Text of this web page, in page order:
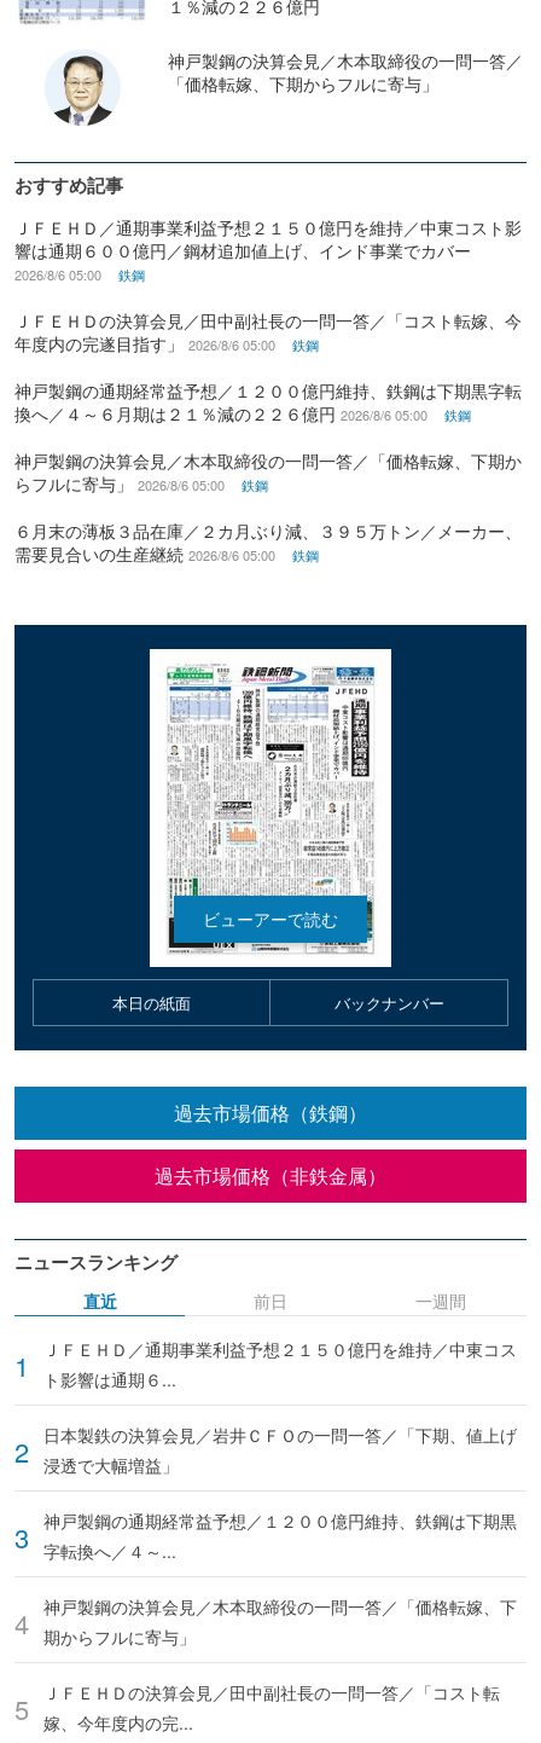
１％減の２２６億円
神戸製鋼の決算会見／木本取締役の一問一答／
「価格転嫁、下期からフルに寄与」
おすすめ記事
ＪＦＥＨＤ／通期事業利益予想２１５０億円を維持／中東コスト影
響は通期６００億円／鋼材追加値上げ、インド事業でカバー
2026/8/6 05:00 鉄鋼
ＪＦＥＨＤの決算会見／田中副社長の一問一答／「コスト転嫁、今
年度内の完遂目指す」
2026/8/6 05:00 鉄鋼
神戸製鋼の通期経常益予想／１２００億円維持、鉄鋼は下期黒字転
換へ／４～６月期は２１％減の２２６億円 2026/8/6 05:00 鉄鋼
神戸製鋼の決算会見／木本取締役の一問一答／「価格転嫁、下期か
らフルに寄与」
2026/8/6 05:00 鉄鋼
６月末の薄板３品在庫／２カ月ぶり減、３９５万トン／メーカー、
需要見合いの生産継続 2026/8/6 05:00 鉄鋼
本日の紙面 バックナンバー
過去市場価格（鉄鋼）
過去市場価格（非鉄金属）
ニュースランキング
直近
ＪＦＥＨＤ／通期事業利益予想２１５０億円を維持／中東コス
ト影響は通期６...
日本製鉄の決算会見／岩井ＣＦＯの一問一答／「下期、値上げ
浸透で大幅増益」
神戸製鋼の通期経常益予想／１２００億円維持、鉄鋼は下期黒
字転換へ／４～...
神戸製鋼の決算会見／木本取締役の一問一答／「価格転嫁、下
期からフルに寄与」
ＪＦＥＨＤの決算会見／田中副社長の一問一答／「コスト転
嫁、今年度内の完...
前日 一週間